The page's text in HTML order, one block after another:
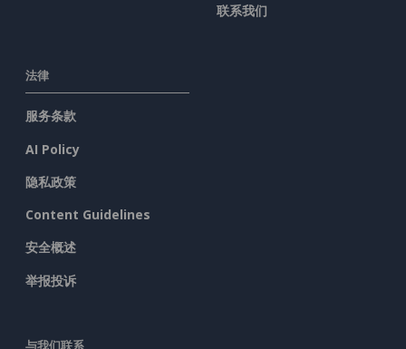
联系我们
法律
服务条款
AI Policy
隐私政策
Content Guidelines
安全概述
举报投诉
与我们联系